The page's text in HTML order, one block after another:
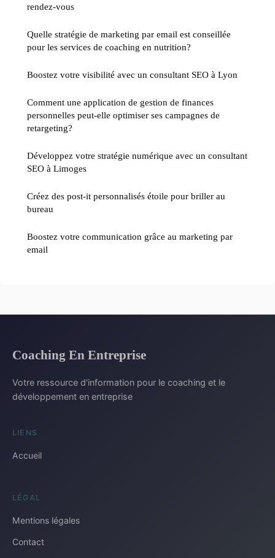
rendez-vous
Quelle stratégie de marketing par email est conseillée
pour les services de coaching en nutrition?
Boostez votre visibilité avec un consultant SEO à Lyon
Comment une application de gestion de finances
personnelles peut-elle optimiser ses campagnes de
retargeting?
Développez votre stratégie numérique avec un consultant
SEO à Limoges
Créez des post-it personnalisés étoile pour briller au
bureau
Boostez votre communication grâce au marketing par
email
Coaching En Entreprise
Votre ressource d'information pour le coaching et le
développement en entreprise
LIENS
Accueil
LÉGAL
Mentions légales
Contact